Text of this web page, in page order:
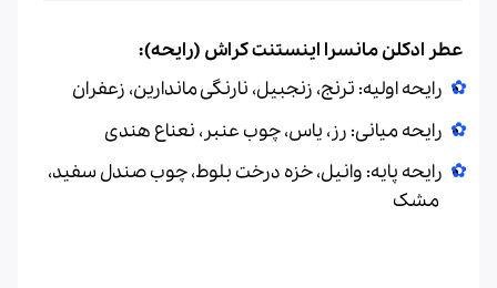
عطر ادکلن مانسرا اینستنت کراش (رایحه):
رایحه اولیه: ترنج، زنجبیل، نارنگی ماندارین، زعفران
رایحه میانی: رز، یاس، چوب عنبر، نعناع هندی
رایحه پایه: وانیل، خزه درخت بلوط، چوب صندل سفید،
مشک